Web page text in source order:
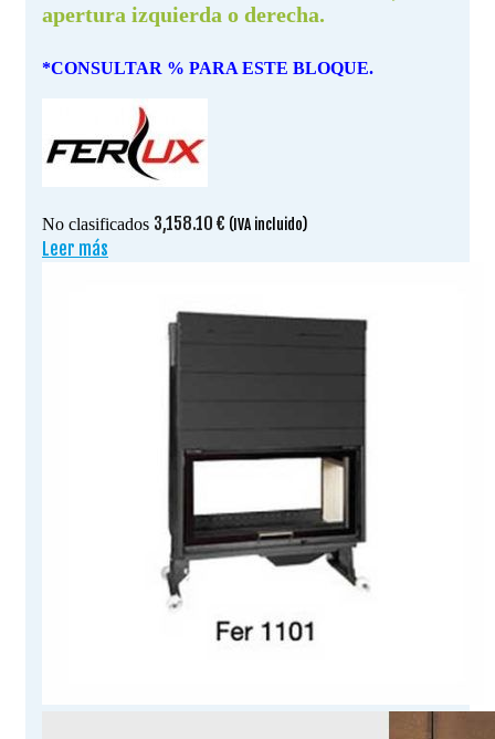
apertura izquierda o derecha.
*CONSULTAR % PARA ESTE BLOQUE.
No clasificados 3,158.10 € (IVA incluido)
Leer más